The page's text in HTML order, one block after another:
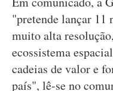
"pretende lançar 11
muito alta
ecossistema
cadeias de valor e
país", lê-se no